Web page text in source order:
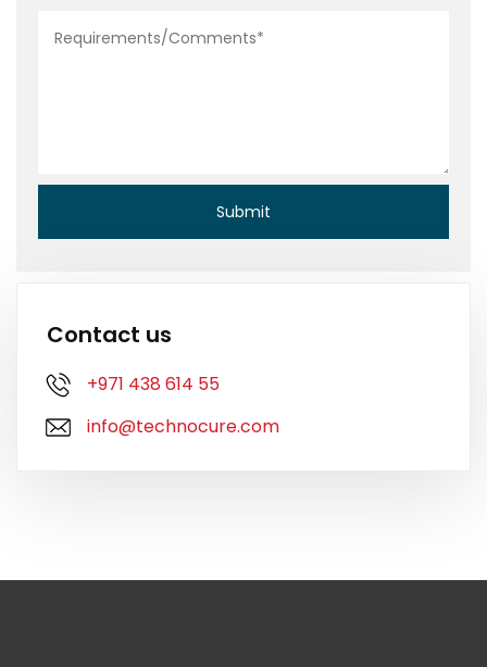
Contact us
+971 438 614 55
info@technocure.com